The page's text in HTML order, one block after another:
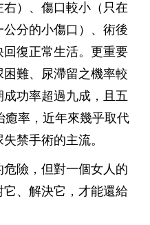
）、傷口較小（只在
分的小傷口）、術後
復正常生活。更重要
難、尿滯留之機率較
功率超過九成，且五
癒率，近年來幾乎取代
禁手術的主流。
險，但對一個女人的
、解決它，才能還給